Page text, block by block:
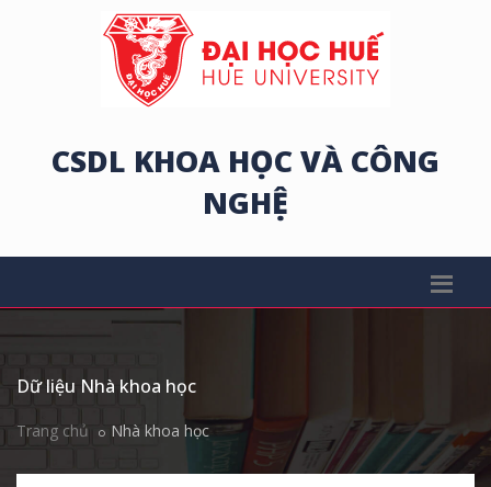
CSDL KHOA HỌC VÀ CÔNG
NGHỆ
Dữ liệu Nhà khoa học
Trang chủ Nhà khoa học